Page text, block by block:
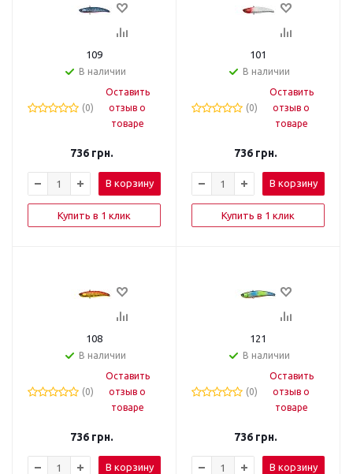
109
В наличии
(0)
Оставить
отзыв о
товаре
736грн.
В корзину
Купить в 1 клик
101
В наличии
(0)
Оставить
отзыв о
товаре
736грн.
В корзину
Купить в 1 клик
108
В наличии
(0)
Оставить
отзыв о
товаре
736грн.
В корзину
121
В наличии
(0)
Оставить
отзыв о
товаре
736грн.
В корзину